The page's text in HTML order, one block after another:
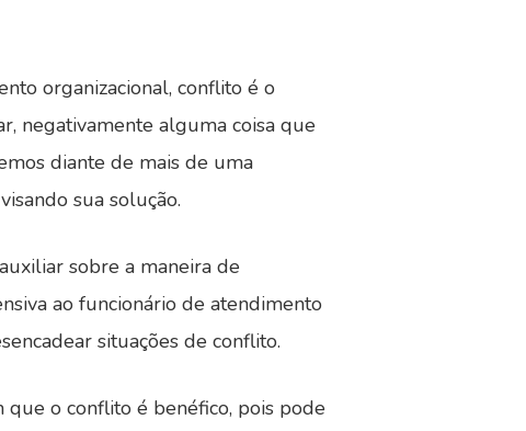
organizacional, conflito é o
negativamente alguma coisa que
diante de mais de uma
sua solução.
sobre a maneira de
ao funcionário de atendimento
situações de conflito.
que o conflito é benéfico, pois pode